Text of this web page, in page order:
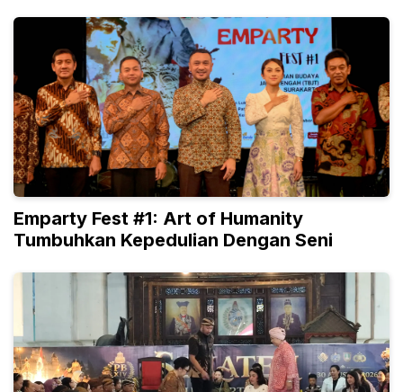
Emparty Fest #1: Art of Humanity
Tumbuhkan Kepedulian Dengan Seni